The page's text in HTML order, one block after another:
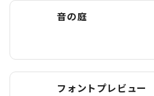
音の庭
フォントプレビュー